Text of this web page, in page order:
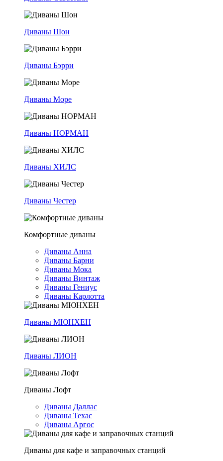
Диваны Шон
Диваны Бэрри
Диваны Море
Диваны НОРМАН
Диваны ХИЛС
Диваны Честер
Комфортные диваны
Диваны Анна
Диваны Барни
Диваны Мока
Диваны Винтаж
Диваны Гениус
Диваны Карлотта
Диваны МЮНХЕН
Диваны ЛИОН
Диваны Лофт
Диваны Даллас
Диваны Техас
Диваны Аргос
Диваны для кафе и заправочных станций